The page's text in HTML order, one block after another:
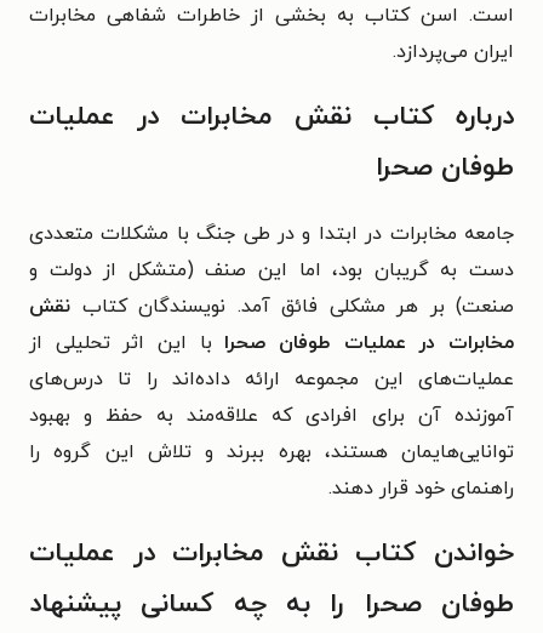
است. اسن کتاب به بخشی از خاطرات شفاهی مخابرات
ایران می‌پردازد.
درباره کتاب نقش مخابرات در عملیات
طوفان صحرا
جامعه مخابرات در ابتدا و در طی جنگ با مشکلات متعددی
دست به گریبان بود، اما این صنف (متشکل از دولت و
صنعت) بر هر مشکلی فائق آمد. نویسندگان کتاب نقش
مخابرات در عملیات طوفان صحرا با این اثر تحلیلی از
عملیات‌های این مجموعه ارائه داده‌اند را تا درس‌های
آموزنده آن برای افرادی که علاقه‌مند به حفظ و بهبود
توانایی‌هایمان هستند، بهره ببرند و تلاش این گروه را
راهنمای خود قرار دهند.
خواندن کتاب نقش مخابرات در عملیات
طوفان صحرا را به چه کسانی پیشنهاد